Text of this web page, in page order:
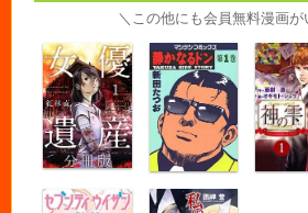
＼この他にも会員無料漫画が